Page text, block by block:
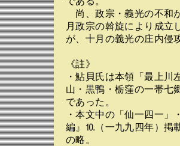
尚、政宗・義光の不和
月政宗の斡旋により成立
が、十月の義光の庄内侵
《註》
・鮎貝氏は本領「最上
山・黒鴨・栃窪の一帯七
であった。
・本文中の「仙一四一
編』⒑（一九九四年）掲
の略。